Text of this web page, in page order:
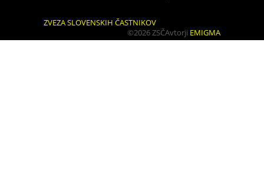
ZVEZA SLOVENSKIH ČASTNIKOV
©2026 ZSČAvtorji EMIGMA